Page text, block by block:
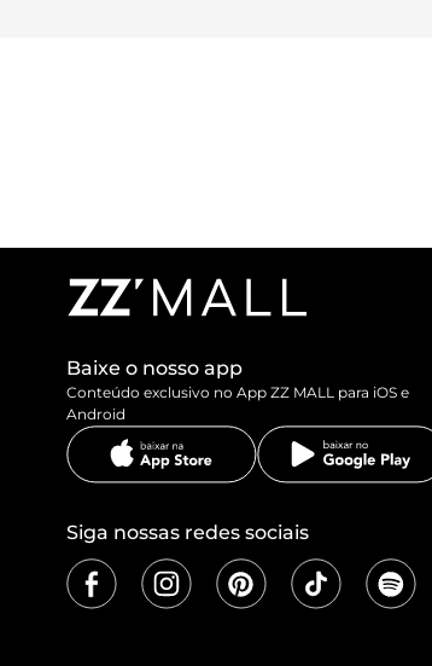
Baixe o nosso app
Conteúdo exclusivo no App ZZ MALL para iOS e
Android
Siga nossas redes sociais